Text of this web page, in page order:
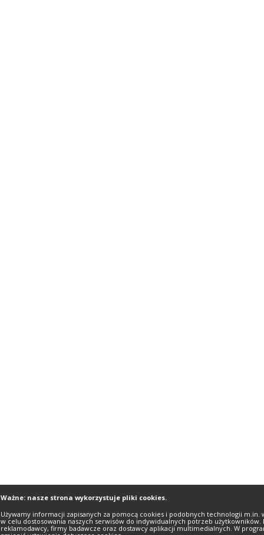
Ważne: nasze strona wykorzystuje pliki cookies.
Używamy informacji zapisanych za pomocą cookies i podobnych technologii
w celu dostosowania naszych serwisów do indywidualnych potrzeb użytkowników.
reklamodawcy, firmy badawcze oraz dostawcy aplikacji multimedialnych. W